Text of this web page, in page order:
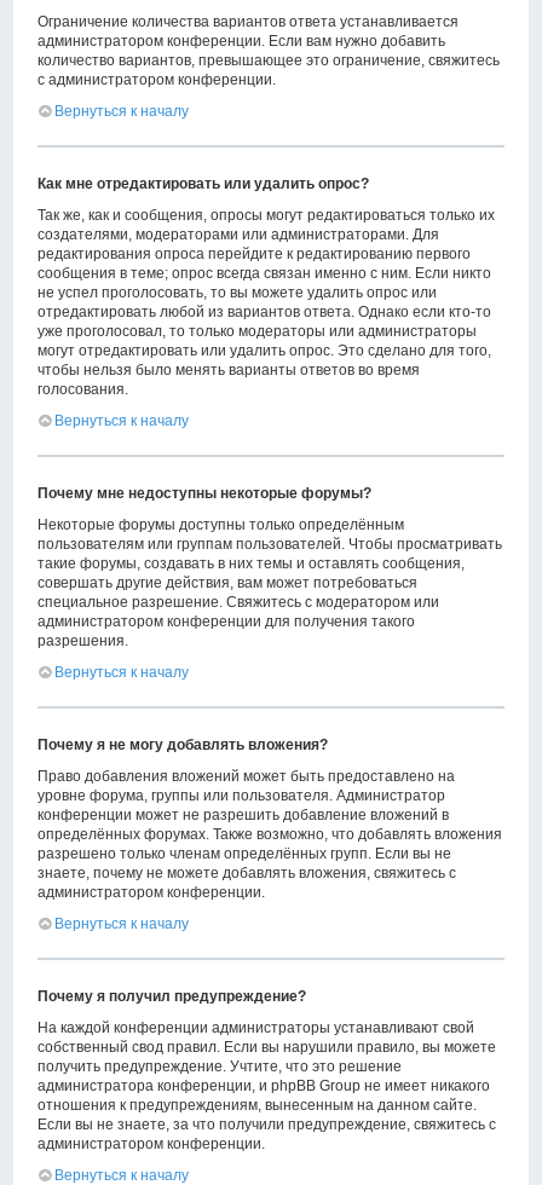
Ограничение количества вариантов ответа устанавливается
администратором конференции. Если вам нужно добавить
количество вариантов, превышающее это ограничение, свяжитесь
с администратором конференции.
Вернуться к началу
Как мне отредактировать или удалить опрос?
Так же, как и сообщения, опросы могут редактироваться только их
создателями, модераторами или администраторами. Для
редактирования опроса перейдите к редактированию первого
сообщения в теме; опрос всегда связан именно с ним. Если никто
не успел проголосовать, то вы можете удалить опрос или
отредактировать любой из вариантов ответа. Однако если кто-то
уже проголосовал, то только модераторы или администраторы
могут отредактировать или удалить опрос. Это сделано для того,
чтобы нельзя было менять варианты ответов во время
голосования.
Вернуться к началу
Почему мне недоступны некоторые форумы?
Некоторые форумы доступны только определённым
пользователям или группам пользователей. Чтобы просматривать
такие форумы, создавать в них темы и оставлять сообщения,
совершать другие действия, вам может потребоваться
специальное разрешение. Свяжитесь с модератором или
администратором конференции для получения такого
разрешения.
Вернуться к началу
Почему я не могу добавлять вложения?
Право добавления вложений может быть предоставлено на
уровне форума, группы или пользователя. Администратор
конференции может не разрешить добавление вложений в
определённых форумах. Также возможно, что добавлять вложения
разрешено только членам определённых групп. Если вы не
знаете, почему не можете добавлять вложения, свяжитесь с
администратором конференции.
Вернуться к началу
Почему я получил предупреждение?
На каждой конференции администраторы устанавливают свой
собственный свод правил. Если вы нарушили правило, вы можете
получить предупреждение. Учтите, что это решение
администратора конференции, и phpBB Group не имеет никакого
отношения к предупреждениям, вынесенным на данном сайте.
Если вы не знаете, за что получили предупреждение, свяжитесь с
администратором конференции.
Вернуться к началу